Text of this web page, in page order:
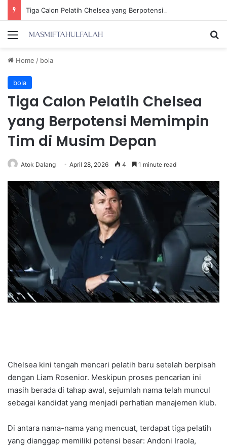
Menu
Home / bola
bola
Tiga Calon Pelatih Chelsea
yang Berpotensi Memimpin
Tim di Musim Depan
Atok Dalang April 28, 2026 4 1 minute read
Chelsea kini tengah mencari pelatih baru setelah berpisah
dengan Liam Rosenior. Meskipun proses pencarian ini
masih berada di tahap awal, sejumlah nama telah muncul
sebagai kandidat yang menjadi perhatian manajemen klub.
Di antara nama-nama yang mencuat, terdapat tiga pelatih
yang dianggap memiliki potensi besar: Andoni Iraola,